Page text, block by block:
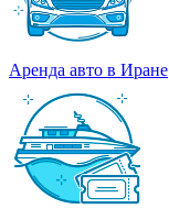
Аренда авто в Иране